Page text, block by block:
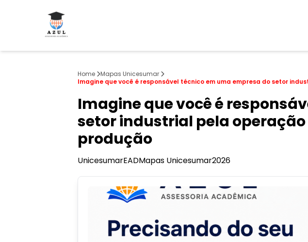
Home
Mapas Unicesumar
Imagine que você é responsável técnico em uma empresa do setor
Imagine que você é
setor industrial pela
produção
UnicesumarEADMapas Unicesumar2026